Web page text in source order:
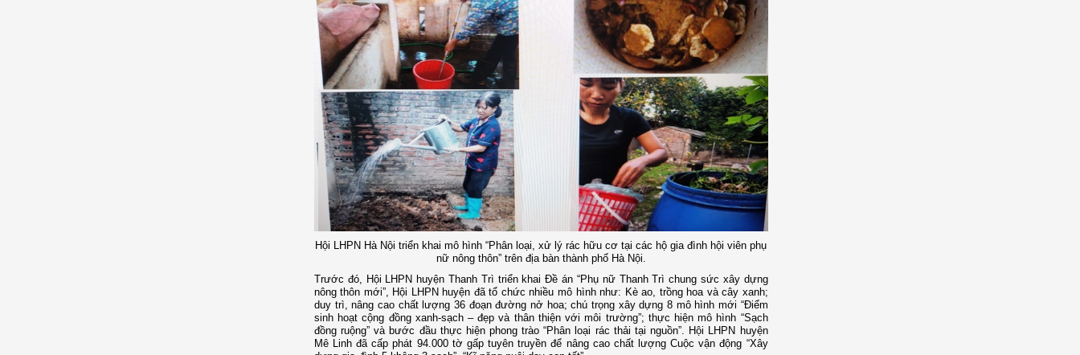
Hội LHPN Hà Nội triển khai mô hình “Phân loại, xử lý rác hữu cơ tại các hộ gia đình hội viên phụ
nữ nông thôn” trên địa bàn thành phố Hà Nội.
Trước đó, Hội LHPN huyện Thanh Trì triển khai Đề án “Phụ nữ Thanh Trì chung sức xây dựng
nông thôn mới”, Hội LHPN huyện đã tổ chức nhiều mô hình như: Kè ao, trồng hoa và cây xanh;
duy trì, nâng cao chất lượng 36 đoạn đường nở hoa; chú trọng xây dựng 8 mô hình mới “Điểm
sinh hoạt cộng đồng xanh-sạch – đẹp và thân thiện với môi trường”; thực hiện mô hình “Sạch
đồng ruộng” và bước đầu thực hiện phong trào “Phân loại rác thải tại nguồn”. Hội LHPN huyện
Mê Linh đã cấp phát 94.000 tờ gấp tuyên truyền để nâng cao chất lượng Cuộc vận động “Xây